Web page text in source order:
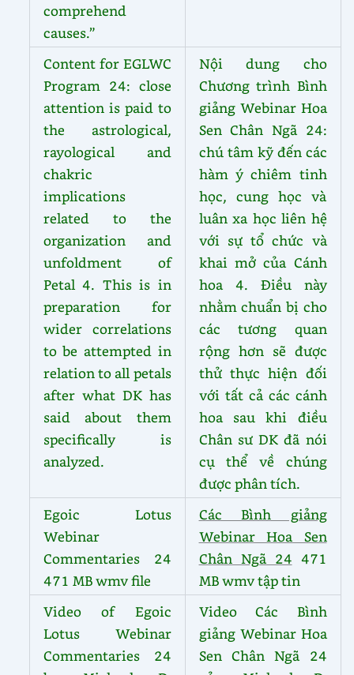
comprehend
causes.”
Content for EGLWC
Program 24: close
attention is paid to
the astrological,
rayological and
chakric
implications
related to the
organization and
unfoldment of
Petal 4. This is in
preparation for
wider correlations
to be attempted in
relation to all petals
after what DK has
said about them
specifically is
analyzed.
Nội dung cho
Chương trình Bình
giảng Webinar Hoa
Sen Chân Ngã 24:
chú tâm kỹ đến các
hàm ý chiêm tinh
học, cung học và
luân xa học liên hệ
với sự tổ chức và
khai mở của Cánh
hoa 4. Điều này
nhằm chuẩn bị cho
các tương quan
rộng hơn sẽ được
thử thực hiện đối
với tất cả các cánh
hoa sau khi điều
Chân sư DK đã nói
cụ thể về chúng
được phân tích.
Egoic Lotus
Webinar
Commentaries 24
471 MB wmv file
Các Bình giảng
Webinar Hoa Sen
Chân Ngã 24 471
MB wmv tập tin
Video of Egoic
Lotus Webinar
Commentaries 24
Video Các Bình
giảng Webinar Hoa
Sen Chân Ngã 24